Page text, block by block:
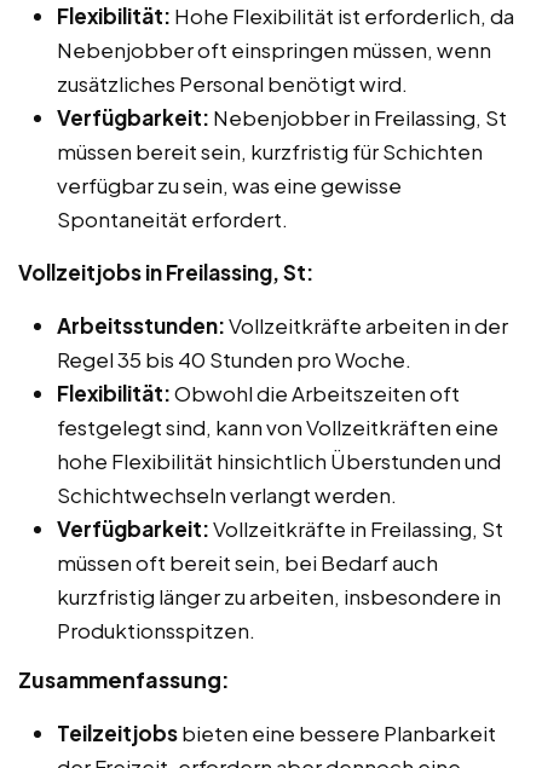
Flexibilität: Hohe Flexibilität ist erforderlich, da
Nebenjobber oft einspringen müssen, wenn
zusätzliches Personal benötigt wird.
Verfügbarkeit: Nebenjobber in Freilassing, St
müssen bereit sein, kurzfristig für Schichten
verfügbar zu sein, was eine gewisse
Spontaneität erfordert.
Vollzeitjobs in Freilassing, St:
Arbeitsstunden:Vollzeitkräfte arbeiten in der
Regel 35 bis 40 Stunden pro Woche.
Flexibilität:Obwohl die Arbeitszeiten oft
festgelegt sind, kann von Vollzeitkräften eine
hohe Flexibilität hinsichtlich Überstunden und
Schichtwechseln verlangt werden.
Verfügbarkeit:Vollzeitkräfte in Freilassing, St
müssen oft bereit sein, bei Bedarf auch
kurzfristig länger zu arbeiten, insbesondere in
Produktionsspitzen.
Zusammenfassung:
Teilzeitjobsbieten eine bessere Planbarkeit